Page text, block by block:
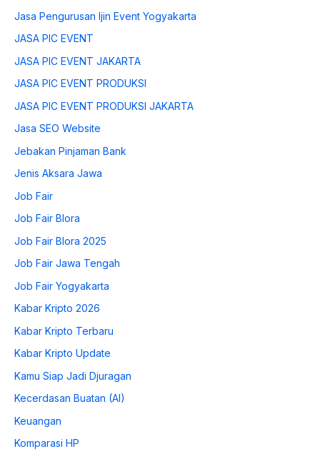
Jasa Pengurusan Ijin Event Yogyakarta
JASA PIC EVENT
JASA PIC EVENT JAKARTA
JASA PIC EVENT PRODUKSI
JASA PIC EVENT PRODUKSI JAKARTA
Jasa SEO Website
Jebakan Pinjaman Bank
Jenis Aksara Jawa
Job Fair
Job Fair Blora
Job Fair Blora 2025
Job Fair Jawa Tengah
Job Fair Yogyakarta
Kabar Kripto 2026
Kabar Kripto Terbaru
Kabar Kripto Update
Kamu Siap Jadi Djuragan
Kecerdasan Buatan (AI)
Keuangan
Komparasi HP